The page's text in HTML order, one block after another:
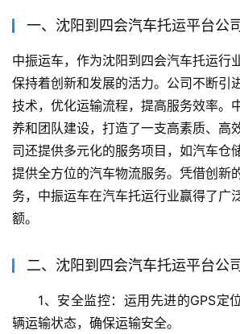
一、沈阳到四会汽车托运平台公
中振运车，作为沈阳到四会汽车托运行
保持着创新和发展的活力。公司不断引
技术，优化运输流程，提高服务效率。
养和团队建设，打造了一支高素质、高
司还提供多元化的服务项目，如汽车仓
提供全方位的汽车物流服务。凭借创新
务，中振运车在汽车托运行业赢得了广
额。
二、沈阳到四会汽车托运平台公
1、安全监控：运用先进的GPS定
辆运输状态，确保运输安全。